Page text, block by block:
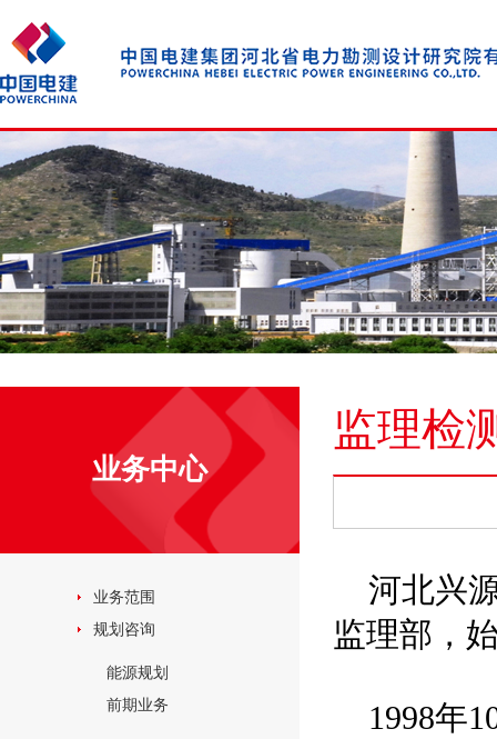
业务中心
业务范围
规划咨询
能源规划
前期业务
监理检
河北兴
监理部，
1998年